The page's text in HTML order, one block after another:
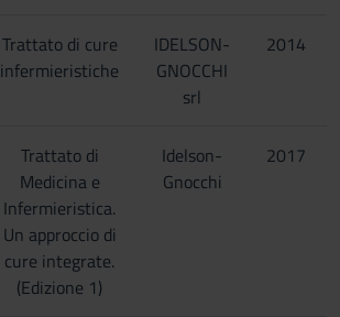
Trattato di cure
infermieristiche
IDELSON-
GNOCCHI
srl
2014
Trattato di
Medicina e
Infermieristica.
Un approccio di
cure integrate.
(Edizione 1)
Idelson-
Gnocchi
2017